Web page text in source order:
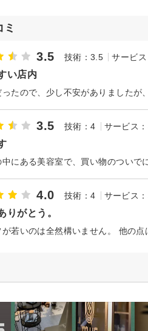
ミ
3.5 技術：3.5 サービス
い店内
3.5 技術：4 サービス
4.0 技術：4 サービス
りがとう。